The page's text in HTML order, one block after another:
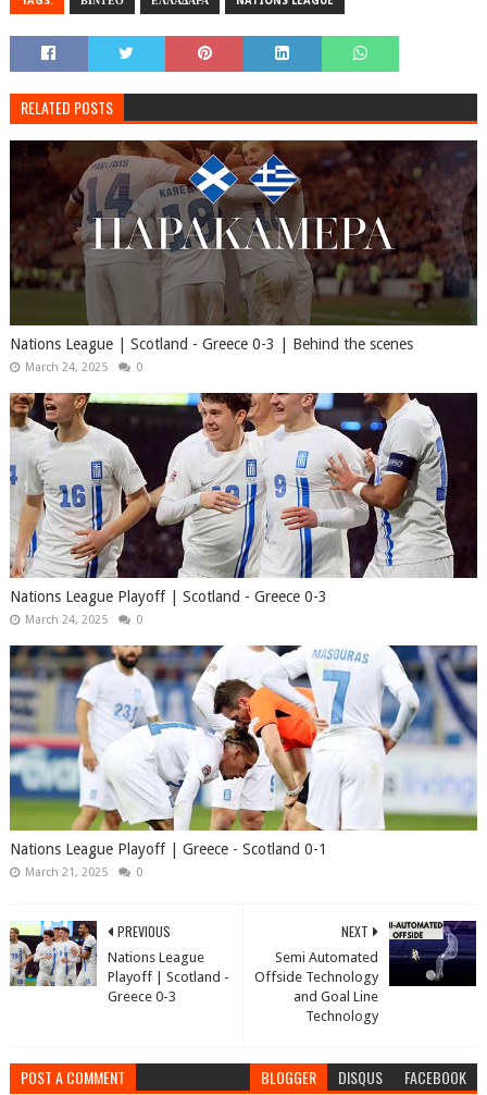
RELATED POSTS
Nations League | Scotland‎‎ - Greece 0-3 | Behind the scenes
March 24, 2025 0
Nations League Playoff | Scotland‎‎ - Greece 0-3
March 24, 2025 0
Nations League Playoff | Greece - Scotland‎‎ 0-1
March 21, 2025 0
NEXT
Semi Automated
Offside Technology
and Goal Line
Technology
PREVIOUS
Nations League
Playoff | Scotland‎‎ -
Greece 0-3
POST A COMMENT BLOGGER DISQUS FACEBOOK